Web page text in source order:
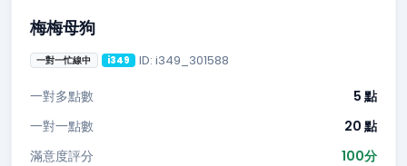
梅梅母狗
一對一忙線中 i349 ID: i349_301588
一對多點數
5 點
一對一點數
20 點
滿意度評分
100分